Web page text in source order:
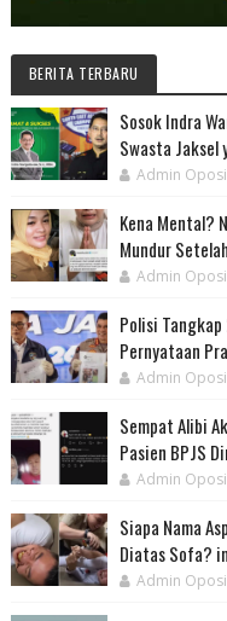
BERITA TERBARU
Sosok Indra
Swasta Jaksel
Admin
Kena Mental?
Mundur
Admin
Polisi
Pernyataan
Admin
Sempat Alibi
Pasien BPJS
Admin
Siapa Nama
Diatas Sofa?
Admin